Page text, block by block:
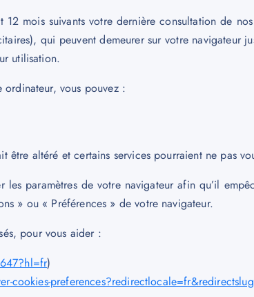
mois suivants votre dernière consultation de
qui peuvent demeurer sur votre navigateur
utilisation.
ordinateur, vous pouvez :
altéré et certains services pourraient ne pas
paramètres de votre navigateur afin qu’il
» ou « Préférences » de votre navigateur.
pour vous aider :
)